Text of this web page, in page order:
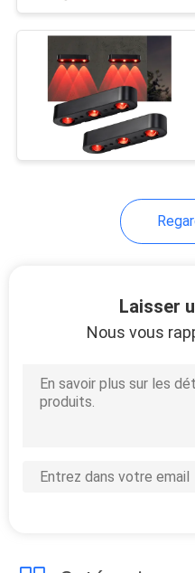
Lampes
extérieures
Lumière
Laisser
Nous vous